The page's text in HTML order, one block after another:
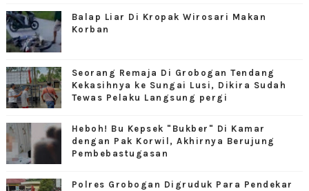
Balap Liar Di Kropak Wirosari Makan
Korban
Seorang Remaja Di Grobogan Tendang
Kekasihnya ke Sungai Lusi, Dikira Sudah
Tewas Pelaku Langsung pergi
Heboh! Bu Kepsek "Bukber" Di Kamar
dengan Pak Korwil, Akhirnya Berujung
Pembebastugasan
Polres Grobogan Digruduk Para Pendekar